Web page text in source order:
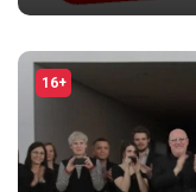
16+